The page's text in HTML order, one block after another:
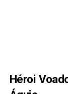
Héroi